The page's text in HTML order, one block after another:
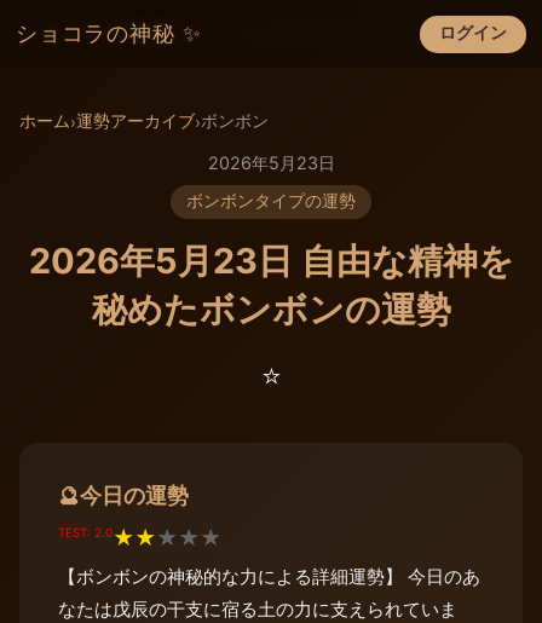
ショコラの神秘 ✨ ログイン
×
ホーム›運勢アーカイブ›ボンボン
2026年5月23日
ボンボンタイプの運勢
2026年5月23日 自由な精神を
秘めたボンボンの運勢
⭐️
🔮今日の運勢
TEST: 2.0★★★★★
【ボンボンの神秘的な力による詳細運勢】 今日のあ
なたは戊辰の干支に宿る土の力に支えられていま